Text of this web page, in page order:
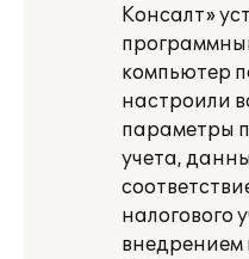
Консалт»
компьютер
настроили
параметры
учета,
налогового